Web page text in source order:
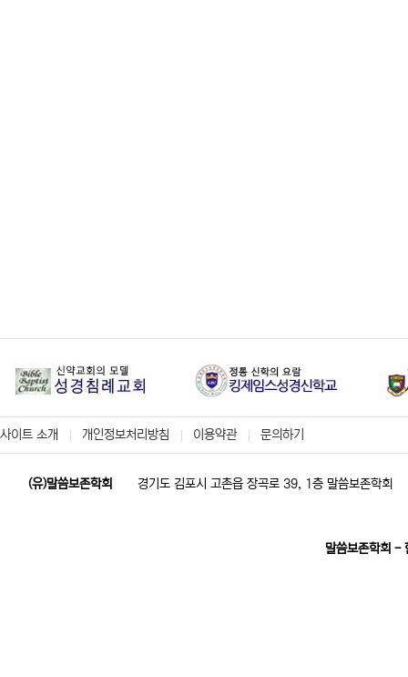
사이트 소개 개인정보처리방침 이용약관 문의하기
(유)말씀보존학회 경기도 김포시 고촌읍 장곡로 39, 1층 말씀보존학회
말씀보존학회 -